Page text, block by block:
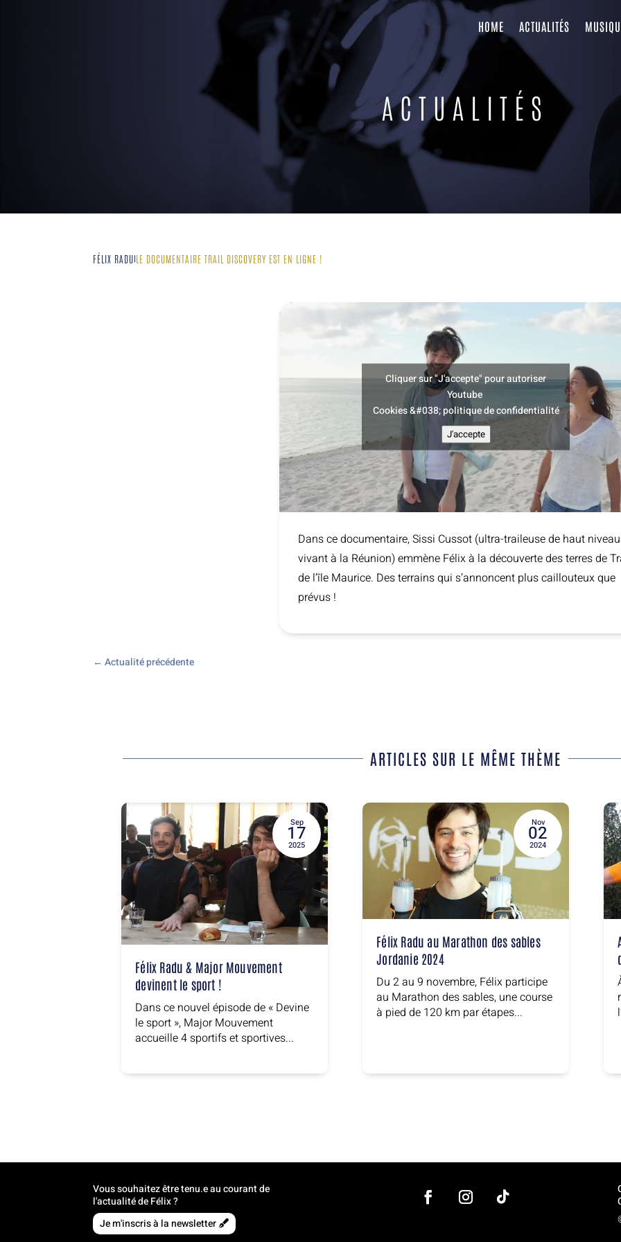
HOME ACTUALITÉS
ACTUALITÉS
FÉLIX RADU|LE DOCUMENTAIRE TRAIL DISCOVERY EST EN LIGNE !
Cliquer sur "J'accepte" pour autoriser
Youtube
Cookies &#038; politique de confidentialité
J'accepte
Dans ce documentaire, Sissi Cussot (ultra-traileuse de haut niveau
vivant à la Réunion) emmène Félix à la découverte des terres de
de l’île Maurice. Des terrains qui s’annoncent plus caillouteux que
prévus !
←Actualité précédente
ARTICLES SUR LE MÊME THÈME
Sep
17
2025
Félix Radu & Major Mouvement
devinent le sport !
Dans ce nouvel épisode de « Devine
le sport », Major Mouvement
accueille 4 sportifs et sportives...
Nov
02
2024
Félix Radu au Marathon des sables
Jordanie 2024
Du 2 au 9 novembre, Félix participe
au Marathon des sables, une course
à pied de 120 km par étapes...
Vous souhaitez être tenu.e au courant de
l'actualité de Félix ?
Je m'inscris à la newsletter